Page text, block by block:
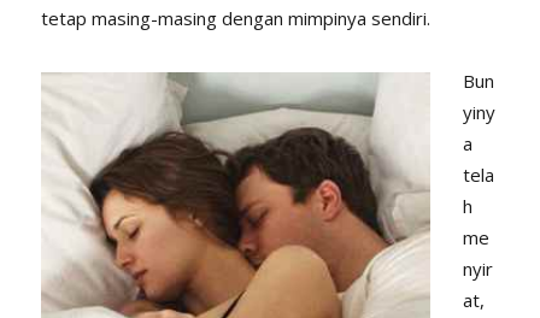
tetap masing-masing dengan mimpinya sendiri.
Bun
yiny
a
tela
h
me
nyir
at,